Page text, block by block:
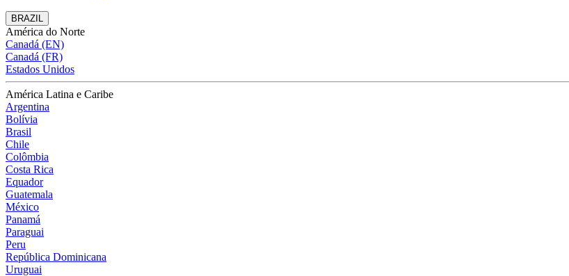
BRAZIL
América do Norte
Canadá (EN)
Canadá (FR)
Estados Unidos
América Latina e Caribe
Argentina
Bolívia
Brasil
Chile
Colômbia
Costa Rica
Equador
Guatemala
México
Panamá
Paraguai
Peru
República Dominicana
Uruguai